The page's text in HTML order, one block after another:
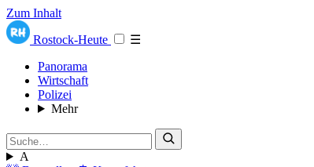
Zum Inhalt
Rostock-Heute
☰
Panorama
Wirtschaft
Polizei
Mehr
A